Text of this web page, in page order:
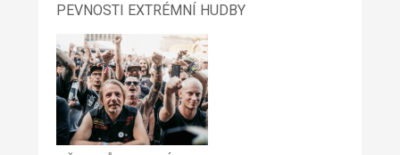
PEVNOSTI EXTRÉMNÍ HUDBY